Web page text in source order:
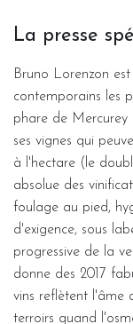
La presse
Bruno Lorenzon
contemporains les
phare de
ses vignes qui
à l'hectare (le
absolue des
foulage au pied,
d'exigence, sous
progressive de la
donne des 2017
vins reflètent l'âme
terroirs quand